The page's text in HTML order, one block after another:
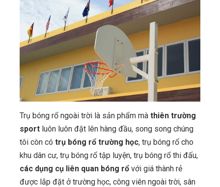
Trụ bóng rổ ngoài trời là sản phẩm mà thiên trường
sport luôn luôn đặt lên hàng đầu, song song chúng
tôi còn có trụ bóng rổ trường học, trụ bóng rổ cho
khu dân cư, trụ bóng rổ tập luyện, trụ bóng rổ thi đấu,
các dụng cụ liên quan bóng rổ với giá thành rẻ
được lắp đặt ở trường học, công viên ngoài trời, sân